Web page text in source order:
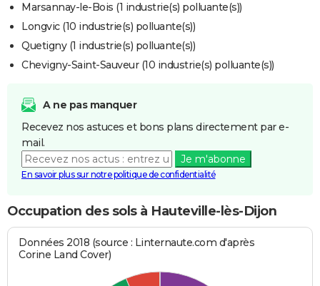
Marsannay-le-Bois (1 industrie(s) polluante(s))
Longvic (10 industrie(s) polluante(s))
Quetigny (1 industrie(s) polluante(s))
Chevigny-Saint-Sauveur (10 industrie(s) polluante(s))
A ne pas manquer
Recevez nos astuces et bons plans directement par e-
mail.
Je m'abonne
En savoir plus sur notre politique de confidentialité
Occupation des sols à Hauteville-lès-Dijon
Données 2018 (source : Linternaute.com d'après
Corine Land Cover)